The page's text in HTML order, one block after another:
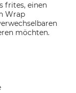
frites, einen
Wrap
möchten.